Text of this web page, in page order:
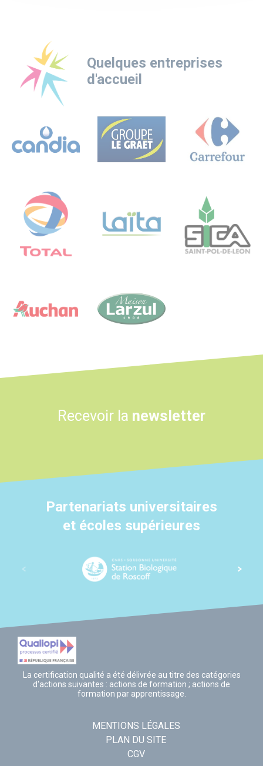
Quelques entreprises
d'accueil
Logo
Recevoir la newsletter
Partenariats universitaires
et écoles supérieures
La certification qualité a été délivrée au titre des catégories
d'actions suivantes : actions de formation ; actions de
formation par apprentissage.
MENTIONS LÉGALES
PLAN DU SITE
CGV